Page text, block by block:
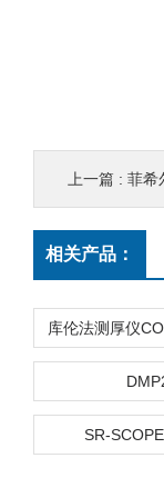
上一篇 : 菲希
相关产品：
SR-